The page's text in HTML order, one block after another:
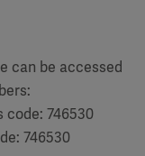
can be accessed
code: 746530
746530